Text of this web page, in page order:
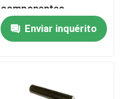
componentes
hidráulicos ultra de
alta pressão
Enviar inquérito